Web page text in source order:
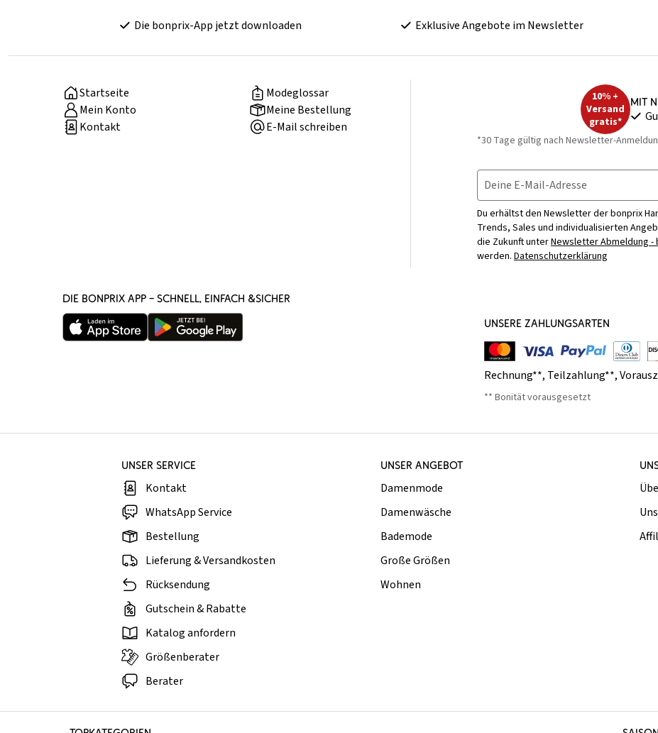
Die bonprix-App jetzt downloaden Exklusive Angebote im Newsletter
Startseite
Modeglossar
Mein Konto
Meine Bestellung
Kontakt
E-Mail schreiben
10% +
Versand
gratis*
Mit
*30 Tage gültig nach Newsletter-
Deine E-Mail-Adresse
Du erhältst den Newsletter der bonprix
Trends, Sales und individualisierten
die Zukunft unterNewsletter Abmeldung -
werden. Datenschutzerklärung
DIE BONPRIX APP – SCHNELL, EINFACH &SICHER
UNSERE ZAHLUNGSARTEN
Rechnung**, Teilzahlung**,
** Bonität vorausgesetzt
UNSER SERVICE
Kontakt
WhatsApp Service
Bestellung
Lieferung & Versandkosten
Rücksendung
Gutschein & Rabatte
Katalog anfordern
Größenberater
Berater
UNSER ANGEBOT
Damenmode
Damenwäsche
Bademode
Große Größen
Wohnen